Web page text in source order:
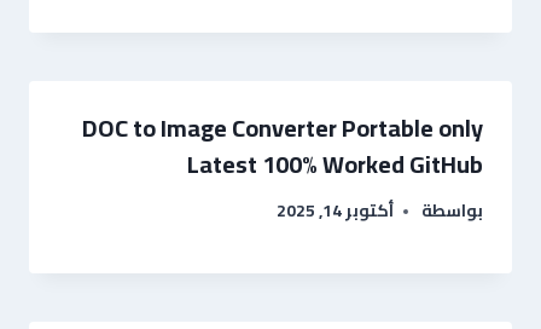
DOC to Image Converter Portable only
Latest 100% Worked GitHub
بواسطة أكتوبر 14, 2025